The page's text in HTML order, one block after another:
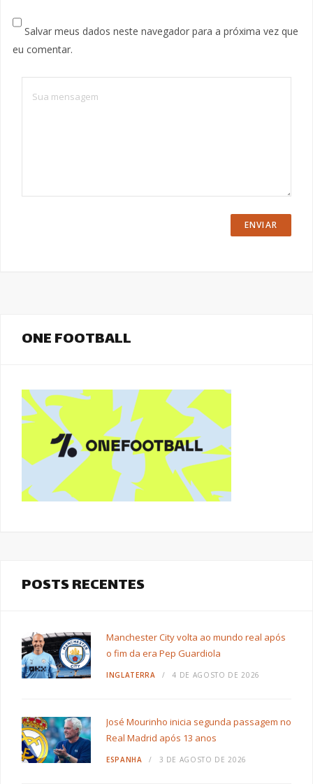
Salvar meus dados neste navegador para a próxima vez que
eu comentar.
ONE FOOTBALL
POSTS RECENTES
Manchester City volta ao mundo real após
o fim da era Pep Guardiola
INGLATERRA 4 DE AGOSTO DE 2026
José Mourinho inicia segunda passagem no
Real Madrid após 13 anos
ESPANHA 3 DE AGOSTO DE 2026